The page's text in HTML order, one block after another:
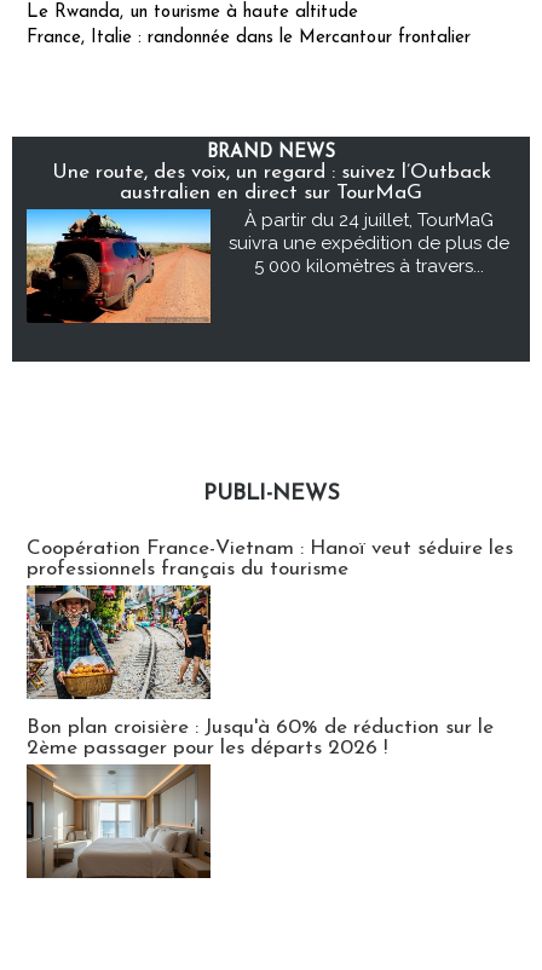
Le Rwanda, un tourisme à haute altitude
France, Italie : randonnée dans le Mercantour frontalier
BRAND NEWS
Une route, des voix, un regard : suivez l’Outback
australien en direct sur TourMaG
À partir du 24 juillet, TourMaG
suivra une expédition de plus de
5 000 kilomètres à travers...
PUBLI-NEWS
Coopération France-Vietnam : Hanoï veut séduire les
professionnels français du tourisme
Bon plan croisière : Jusqu'à 60% de réduction sur le
2ème passager pour les départs 2026 !